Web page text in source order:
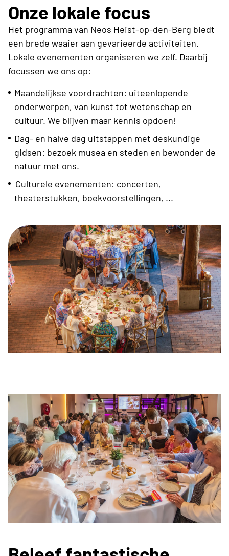
Onze lokale focus
Het programma van Neos Heist-op-den-Berg biedt
een brede waaier aan gevarieerde activiteiten.
Lokale evenementen organiseren we zelf. Daarbij
focussen we ons op:
Maandelijkse voordrachten: uiteenlopende
onderwerpen, van kunst tot wetenschap en
cultuur. We blijven maar kennis opdoen!
Dag- en halve dag uitstappen met deskundige
gidsen: bezoek musea en steden en bewonder de
natuur met ons.
Culturele evenementen: concerten,
theaterstukken, boekvoorstellingen, ...